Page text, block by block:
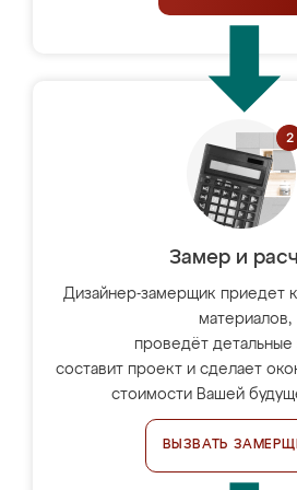
Замер и
Дизайнер-замерщик приедет
материалов,
проведёт детальные
составит проект и сделает
стоимости Вашей
ВЫЗВАТЬ